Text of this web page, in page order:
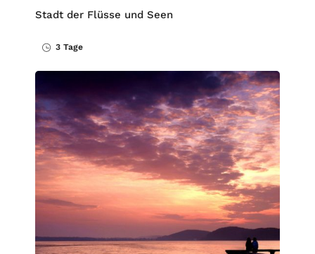
Stadt der Flüsse und Seen
3 Tage